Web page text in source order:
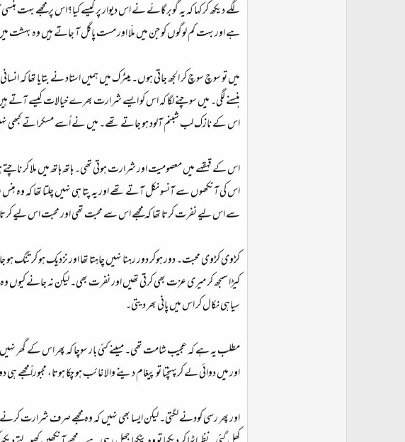
لگے دیکھ کر کہا کہ یہ گوبر گائے نے اس دیوار پر کیسے کیا؟اس پر مجھے بہت
ہے اور بہت کم لوگوں کو جن میں ملّا اور مست پاگل آ جاتے ہیں وہ بہشت
میں تو سوچ سوچ کر الجھ جاتی ہوں۔ میٹرک میں ہمیں استاد نے بتایا تھا کہ
ہنسنے لگی۔ میں سوچنے لگا کہ اس کو ایسے شرارت بھرے خیالات کیسے آتے
اس کے نازک لب شبنم آلود ہو جاتے تھے۔ میں نے اُسے مسکراتے کبھی نہیں
اس کے قہقہے میں معصومیت اور شرارت ہوتی تھی۔ ہاتھ ہاتھ میں ملا کر ناچتے
اس کی آنکھوں سے آنسو نکل آتے تھے اور یہ پتا ہی نہیں چلتا تھا کہ وہ
سے اس لیے نفرت کرتا تھا کہ مجھے اس سے محبت تھی اور محبت اس لیے
کڑوی کڑوی محبت۔ دور ہوکر دور رہنا نہیں چاہتا تھا اور نزدیک ہو کر تنگ
کیڑا سمجھ کر میری عزت بھی کرتی تھیں اور نفرت بھی۔ لیکن نہ جانے کیوں وہ
سیاہی نکال کر اس میں پانی بھر دیتی۔
مطلب یہ ہے کہ عجیب شامت تھی۔ میںنے کئی بار سوچا کہ پھر اس کے گھر نہیں
اور میں دوائی لے کرپہنچتا تو پیغام دینے والا غائب ہو چکا ہوتا، مجبوراً
اور پھر رسی کودنے لگتی۔ لیکن ایسا بھی نہیں کہ وہ مجھے صرف شرارت